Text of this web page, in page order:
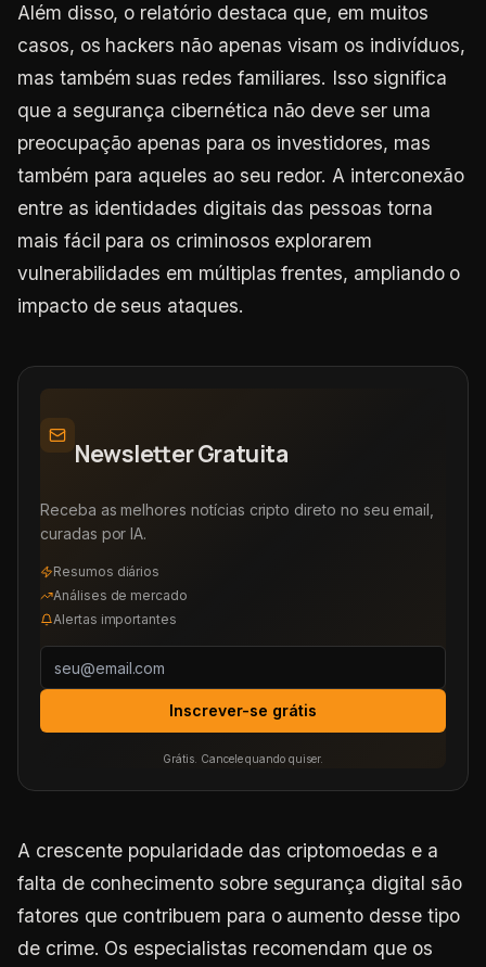
Além disso, o relatório destaca que, em muitos
casos, os hackers não apenas visam os indivíduos,
mas também suas redes familiares. Isso significa
que a segurança cibernética não deve ser uma
preocupação apenas para os investidores, mas
também para aqueles ao seu redor. A interconexão
entre as identidades digitais das pessoas torna
mais fácil para os criminosos explorarem
vulnerabilidades em múltiplas frentes, ampliando o
impacto de seus ataques.
Newsletter Gratuita
Receba as melhores notícias cripto direto no seu email,
curadas por IA.
Resumos diários
Análises de mercado
Alertas importantes
Inscrever-se grátis
Grátis. Cancele quando quiser.
A crescente popularidade das criptomoedas e a
falta de conhecimento sobre segurança digital são
fatores que contribuem para o aumento desse tipo
de crime. Os especialistas recomendam que os